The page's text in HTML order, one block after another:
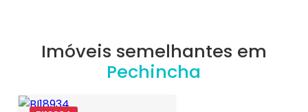
Imóveis semelhantes em
Pechincha